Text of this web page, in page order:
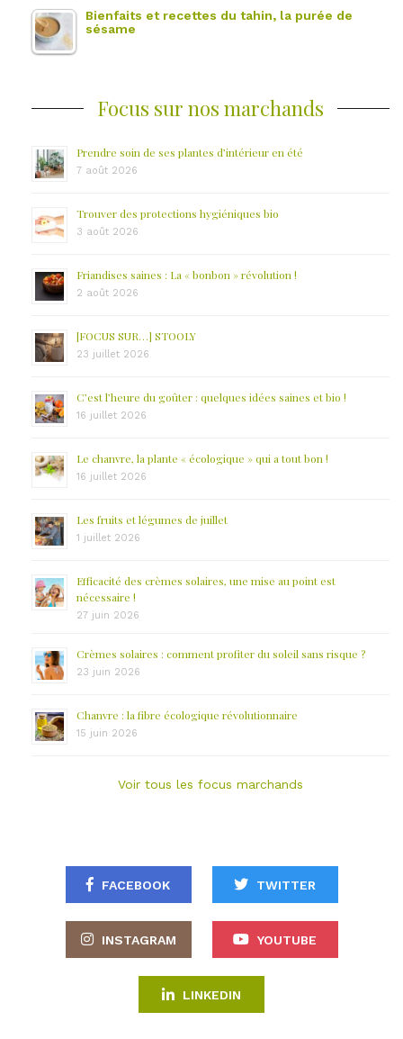
Bienfaits et recettes du tahin, la purée de
sésame
Focus sur nos marchands
Prendre soin de ses plantes d’intérieur en été
7 août 2026
Trouver des protections hygiéniques bio
3 août 2026
Friandises saines : La « bonbon » révolution !
2 août 2026
[FOCUS SUR…] STOOLY
23 juillet 2026
C’est l’heure du goûter : quelques idées saines et bio !
16 juillet 2026
Le chanvre, la plante « écologique » qui a tout bon !
16 juillet 2026
Les fruits et légumes de juillet
1 juillet 2026
Efficacité des crèmes solaires, une mise au point est
nécessaire !
27 juin 2026
Crèmes solaires : comment profiter du soleil sans risque ?
23 juin 2026
Chanvre : la fibre écologique révolutionnaire
15 juin 2026
Voir tous les focus marchands
FACEBOOK TWITTER
INSTAGRAM YOUTUBE
LINKEDIN